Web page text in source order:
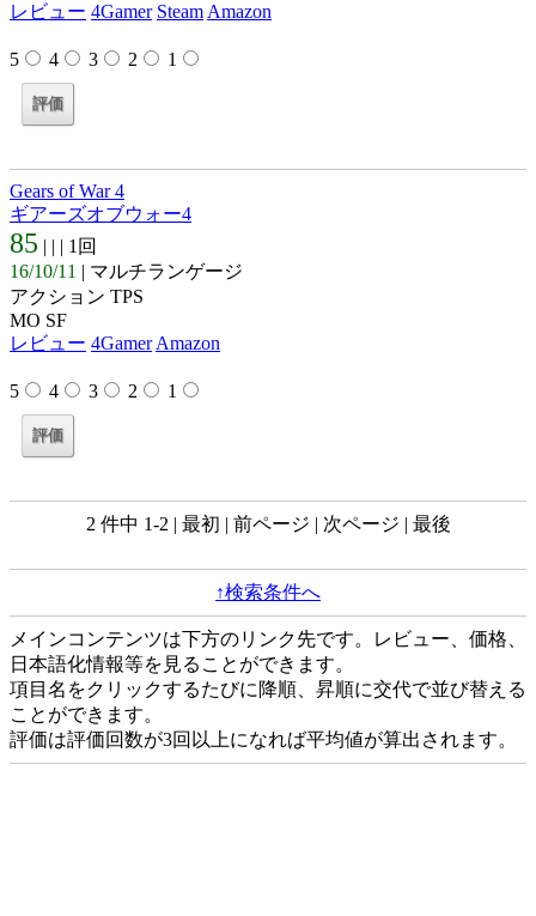
レビュー 4Gamer Steam Amazon
5 4 3 2 1
Gears of War 4
ギアーズオブウォー4
85 | | | 1回
16/10/11 | マルチランゲージ
アクション TPS
MO SF
レビュー 4Gamer Amazon
5 4 3 2 1
2 件中 1-2 | 最初 | 前ページ | 次ページ | 最後
↑検索条件へ
メインコンテンツは下方のリンク先です。レビュー、価格、
日本語化情報等を見ることができます。
項目名をクリックするたびに降順、昇順に交代で並び替える
ことができます。
評価は評価回数が3回以上になれば平均値が算出されます。